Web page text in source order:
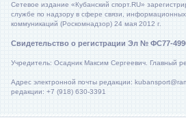
Сетевое издание «Кубанский спорт.RU»
службе по надзору в сфере связи,
коммуникаций (Роскомнадзор) 24 мая 2012 г.
Свидетельство о регистрации Эл № ФС77-
Учредитель: Осадник Максим Сергеевич. Главный
Адрес электронной почты редакции:
редакции: +7 (918) 630-3391